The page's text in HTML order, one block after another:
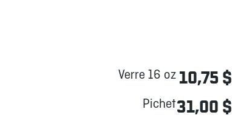
Verre 16 oz 10,75 $
Pichet31,00 $